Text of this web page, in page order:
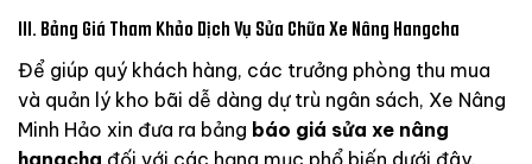
III. Bảng Giá Tham Khảo Dịch Vụ Sửa Chữa Xe Nâng Hangcha
Để giúp quý khách hàng, các trưởng phòng thu mua
và quản lý kho bãi dễ dàng dự trù ngân sách, Xe Nâng
Minh Hảo xin đưa ra bảng báo giá sửa xe nâng
hangcha đối với các hạng mục phổ biến dưới đây.